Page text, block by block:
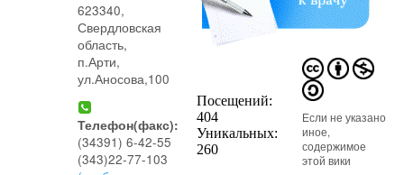
623340,
Свердловская
область,
п.Арти,
ул.Аносова,100
Телефон(факс):
(34391) 6-42-55
(343)22-77-103
Если не указано
иное,
содержимое
этой вики